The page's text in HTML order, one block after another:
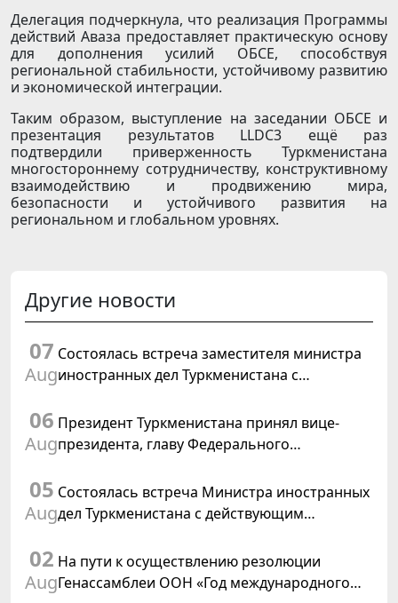
Делегация подчеркнула, что реализация Программы
действий Аваза предоставляет практическую основу
для дополнения усилий ОБСЕ, способствуя
региональной стабильности, устойчивому развитию
и экономической интеграции.
Таким образом, выступление на заседании ОБСЕ и
презентация результатов LLDC3 ещё раз
подтвердили приверженность Туркменистана
многостороннему сотрудничеству, конструктивному
взаимодействию и продвижению мира,
безопасности и устойчивого развития на
региональном и глобальном уровнях.
Другие новости
07
Aug
Состоялась встреча заместителя министра
иностранных дел Туркменистана с
Туркменистане
06
Aug
Президент Туркменистана принял вице-
президента, главу Федерального
Швейцарской Конфедерации
05
Aug
Состоялась встреча Министра иностранных
дел Туркменистана с действующим
02
Aug
На пути к осуществлению резолюции
Генассамблеи ООН «Год международного